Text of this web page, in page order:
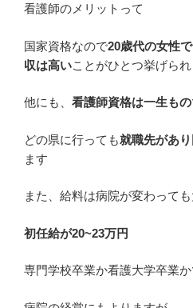
看護師のメリットって
国家資格なので20歳代の女性
収は高いことがひとつ挙げら
他にも、 看護師資格は一生もの
どの県に行っても就職先があ
ます
また、給料は病院が変わって
初任給が20~23万円
専門学校卒業か看護大学卒業